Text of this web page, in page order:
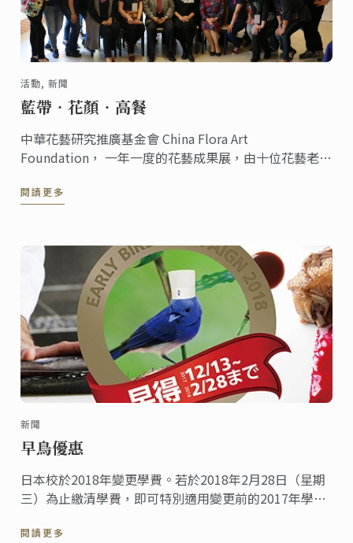
活動, 新聞
藍帶‧花顏‧高餐
中華花藝研究推廣基金會 China Flora Art
Foundation， 一年一度的花藝成果展，由十位花藝老師
辦下午茶暨花藝走秀會。
閱讀更多
新聞
早鳥優惠
日本校於2018年變更學費。若於2018年2月28日（星期
三）為止繳清學費，即可特別適用變更前的2017年學費
閱讀更多